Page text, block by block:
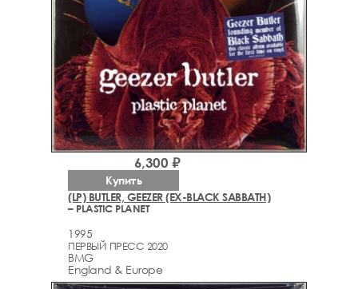
(LP) BUTLER, GEEZER (EX-BLACK SABBATH)
– PLASTIC PLANET
1995
ПЕРВЫЙ ПРЕСС 2020
BMG
England & Europe
6,300 ₽
Купить